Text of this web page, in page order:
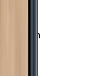
- Siyah